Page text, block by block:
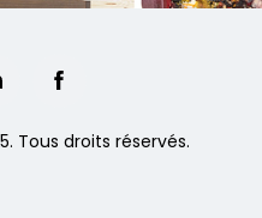
Tous droits réservés.